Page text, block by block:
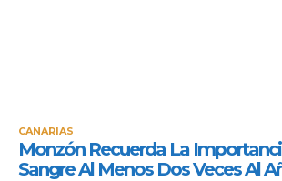
CANARIAS
Monzón Recuerda La
Sangre Al Menos Dos Veces Al